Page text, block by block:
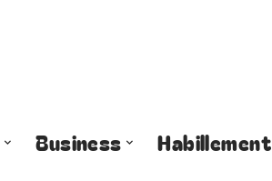
Business Habillement